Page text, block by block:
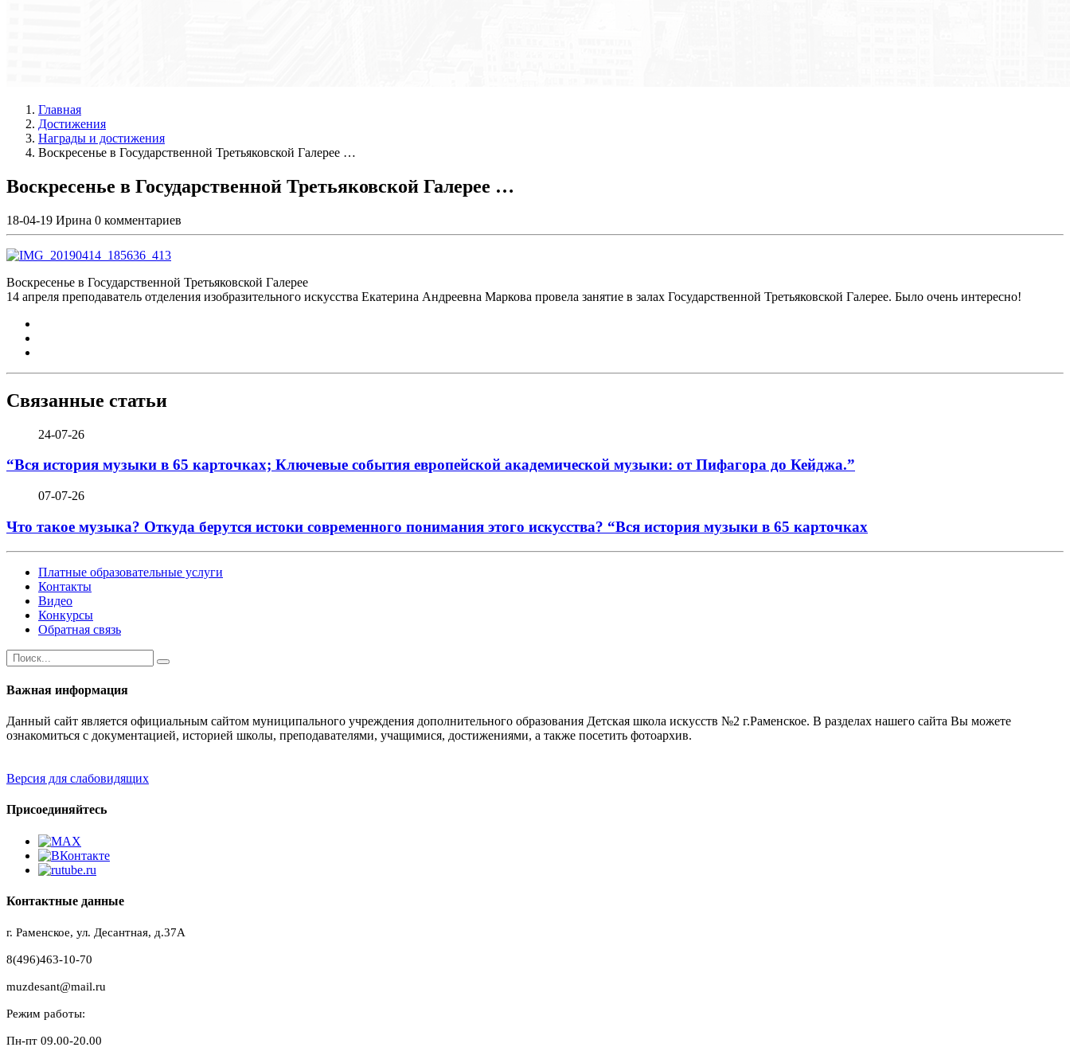
Главная
Достижения
Награды и достижения
Воскресенье в Государственной Третьяковской Галерее …
Воскресенье в Государственной Третьяковской Галерее …
18-04-19 Ирина 0 комментариев
Воскресенье в Государственной Третьяковской Галерее
14 апреля преподаватель отделения изобразительного искусства Екатерина Андреевна Маркова провела занятие в залах Государственной Третьяковской Галерее. Было очень интересно!
Связанные статьи
24-07-26
“Вся история музыки в 65 карточках; Ключевые события европейской академической музыки: от Пифагора до Кейджа.”
07-07-26
Что такое музыка? Откуда берутся истоки современного понимания этого искусства? “Вся история музыки в 65 карточках
Платные образовательные услуги
Контакты
Видео
Конкурсы
Обратная связь
Важная информация
Данный сайт является официальным сайтом муниципального учреждения дополнительного образования Детская школа искусств №2 г.Раменское. В разделах нашего сайта Вы можете
ознакомиться с документацией, историей школы, преподавателями, учащимися, достижениями, а также посетить фотоархив.
Версия для слабовидящих
Присоединяйтесь
Контактные данные
г. Раменское, ул. Десантная, д.37A
8(496)463-10-70
muzdesant@mail.ru
Режим работы:
Пн-пт 09.00-20.00